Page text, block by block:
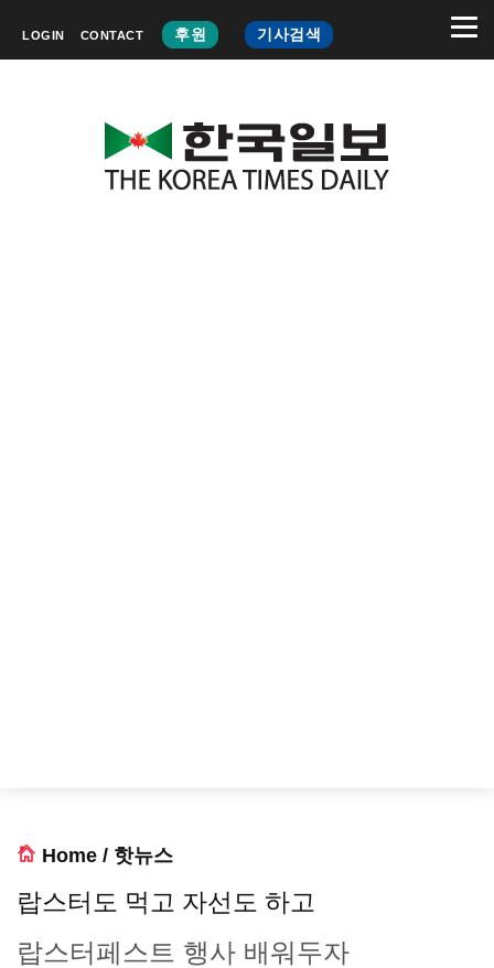
LOGIN CONTACT 후원 기사검색
Home / 핫뉴스
랍스터도 먹고 자선도 하고
랍스터페스트 행사 배워두자